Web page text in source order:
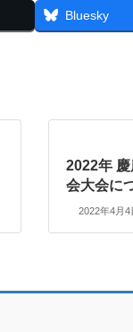
Bluesky
2022年 慶
会大会に
2022年4月4